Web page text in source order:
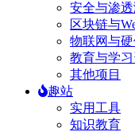
安全与渗
区块链与
物联网与
教育与学
其他项目
趣站
实用工具
知识教育